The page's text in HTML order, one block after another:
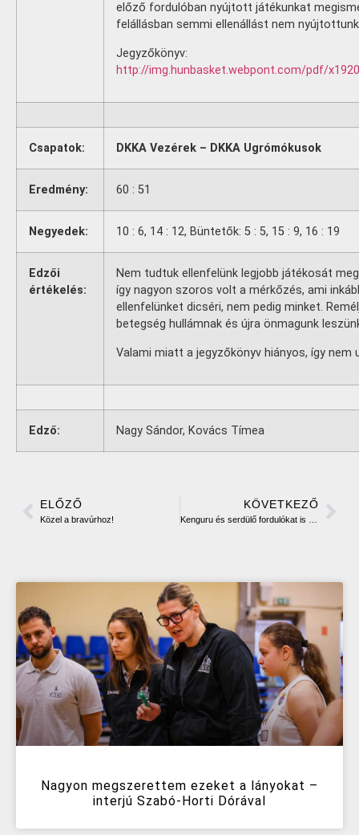
előző fordulóban nyújtott játékunkat
felállásban semmi ellenállást nem
Jegyzőkönyv:
http://img.hunbasket.webpont.com/pdf/
Csapatok: DKKA Vezérek – DKKA Ugrómókusok
Eredmény: 60 : 51
Negyedek: 10 : 6, 14 : 12, Büntetők: 5 : 5, 15 : 9, 16 : 19
Edzői
értékelés:
Nem tudtuk ellenfelünk legjobb játékosát
így nagyon szoros volt a mérkőzés, ami
ellenfelünket dicséri, nem pedig minket.
betegség hullámnak és újra önmagunk
Valami miatt a jegyzőkönyv hiányos, így nem
Edző: Nagy Sándor, Kovács Tímea
ELŐZŐ
Közel a bravúrhoz!
KÖVETKEZŐ
Kenguru és serdülő fordulókat is rendezünk a héten
Nagyon megszerettem ezeket a lányokat –
interjú Szabó-Horti Dórával